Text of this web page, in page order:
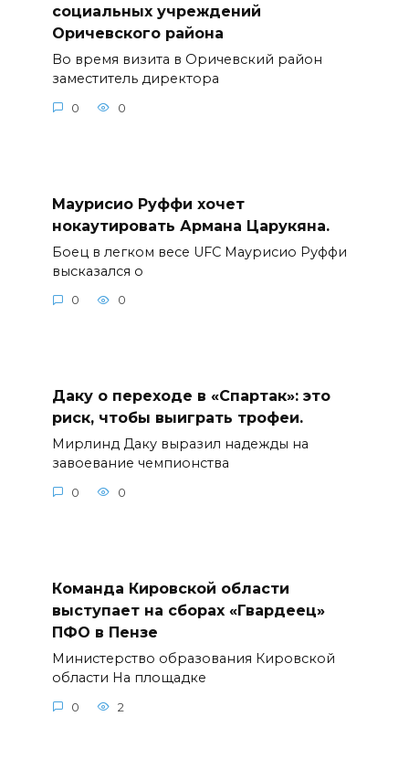
социальных учреждений
Оричевского района
Во время визита в Оричевский район
заместитель директора
0 0
Маурисио Руффи хочет
нокаутировать Армана Царукяна.
Боец в легком весе UFC Маурисио Руффи
высказался о
0 0
Даку о переходе в «Спартак»: это
риск, чтобы выиграть трофеи.
Мирлинд Даку выразил надежды на
завоевание чемпионства
0 0
Команда Кировской области
выступает на сборах «Гвардеец»
ПФО в Пензе
Министерство образования Кировской
области На площадке
0 2